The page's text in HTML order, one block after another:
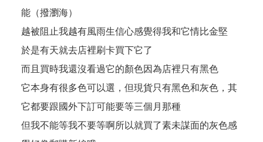
能（撥瀏海）
越被阻止我越有風雨生信心感覺得我和它情比金堅
於是有天就去店裡刷卡買下它了
而且買時我還沒看過它的顏色因為店裡只有黑色
它本身有很多色可以選，但現貨只有黑色和灰色，其
它都要跟國外下訂可能要等三個月那種
但我不能等我不要等啊所以就買了素未謀面的灰色感